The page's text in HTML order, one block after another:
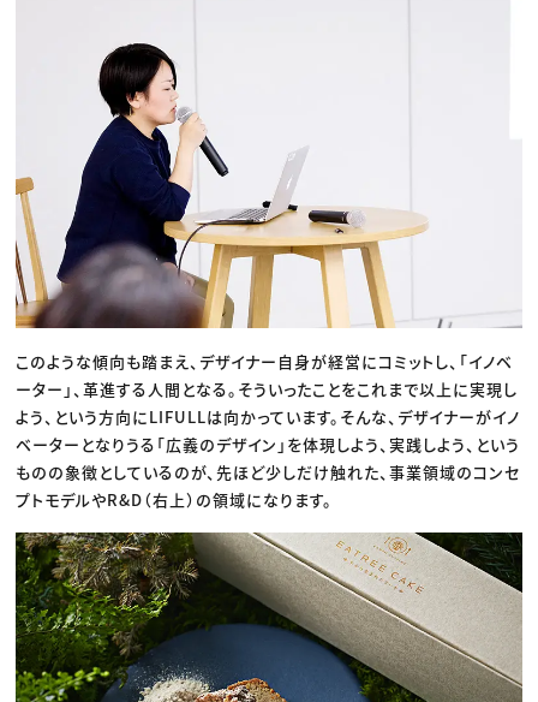
このような傾向も踏まえ、デザイナー自身が経営にコミットし、「イノベ
ーター」、革進する人間となる。そういったことをこれまで以上に実現し
よう、という方向にLIFULLは向かっています。そんな、デザイナーがイノ
ベーターとなりうる「広義のデザイン」を体現しよう、実践しよう、という
ものの象徴としているのが、先ほど少しだけ触れた、事業領域のコンセ
プトモデルやR&D（右上）の領域になります。